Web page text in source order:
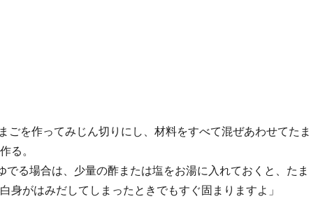
ごを作ってみじん切りにし、材料をすべて混ぜあわせてたま
る。
でる場合は、少量の酢または塩をお湯に入れておくと、たま
身がはみだしてしまったときでもすぐ固まりますよ」